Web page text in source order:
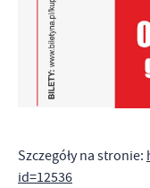
Szczegóły na stronie:
id=12536
Firmy te działają w
treści w postaci
społecznościowych.